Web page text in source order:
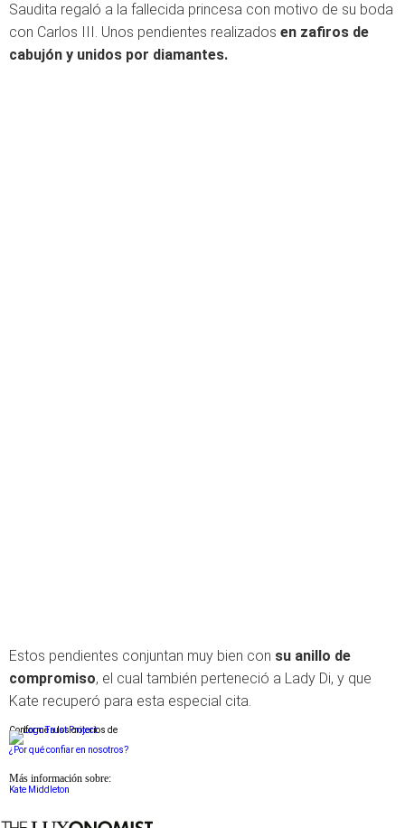
Saudita regaló a la fallecida princesa con motivo de su boda
con Carlos III. Unos pendientes realizados en zafiros de
cabujón y unidos por diamantes.
Estos pendientes conjuntan muy bien con su anillo de
compromiso, el cual también perteneció a Lady Di, y que
Kate recuperó para esta especial cita.
Conforme a los criterios de
¿Por qué confiar en nosotros?
Más información sobre:
Kate Middleton